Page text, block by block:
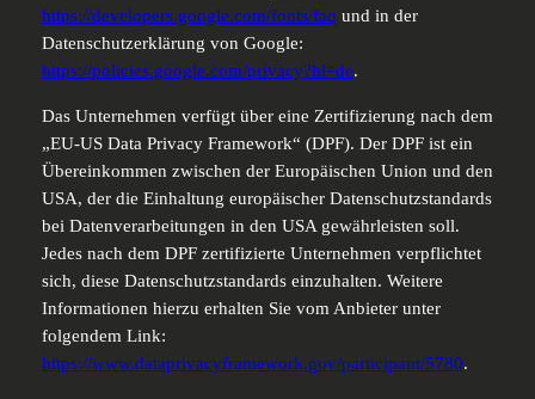
https://developers.google.com/fonts/faq und in der
Datenschutzerklärung von Google:
https://policies.google.com/privacy?hl=de.
Das Unternehmen verfügt über eine Zertifizierung nach dem
„EU-US Data Privacy Framework“ (DPF). Der DPF ist ein
Übereinkommen zwischen der Europäischen Union und den
USA, der die Einhaltung europäischer Datenschutzstandards
bei Datenverarbeitungen in den USA gewährleisten soll.
Jedes nach dem DPF zertifizierte Unternehmen verpflichtet
sich, diese Datenschutzstandards einzuhalten. Weitere
Informationen hierzu erhalten Sie vom Anbieter unter
folgendem Link:
https://www.dataprivacyframework.gov/participant/5780.